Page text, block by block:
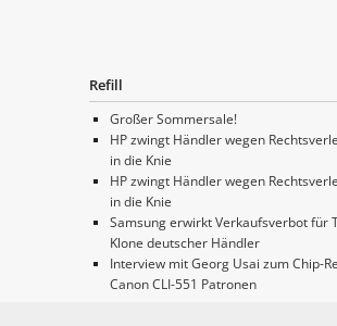
Refill
Großer Sommersale!
HP zwingt Händler wegen
in die Knie
HP zwingt Händler wegen
in die Knie
Samsung erwirkt Verkaufsverbot für
Klone deutscher Händler
Interview mit Georg Usai zum Chip-
Canon CLI-551 Patronen